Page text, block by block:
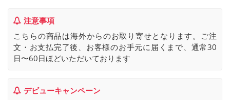
注意事項
こちらの商品は海外からのお取り寄せとなります。ご注
文・お支払完了後、お客様のお手元に届くまで、通常30
日〜60日ほどいただいております
デビューキャンペーン